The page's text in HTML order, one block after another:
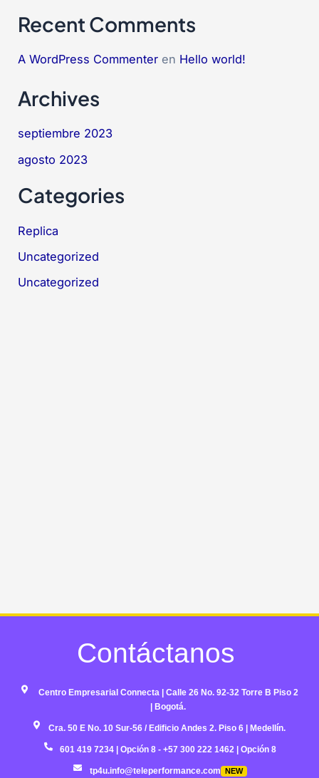
Recent Comments
A WordPress Commenter en Hello world!
Archives
septiembre 2023
agosto 2023
Categories
Replica
Uncategorized
Uncategorized
Contáctanos ​
Centro Empresarial Connecta | Calle 26 No. 92-32 Torre B Piso 2
| Bogotá.​
​Cra. 50 E No. 10 Sur-56 / Edificio Andes 2. Piso 6 | Medellín. ​
601 419 7234 | Opción 8​ - +57 300 222 1462 | Opción 8​
tp4u.info@teleperformance.com NEW